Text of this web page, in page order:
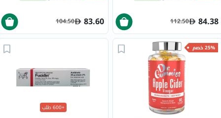
84.38
112.50
83.60
104.50
25% خصم
+600 طلب